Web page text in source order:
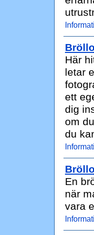
Här
letar
ett
dig
om
du
En
när
vara